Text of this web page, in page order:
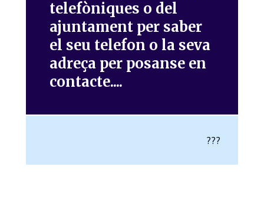
telefòniques o del
ajuntament per saber
el seu telefon o la seva
adreça per posanse en
contacte....
???